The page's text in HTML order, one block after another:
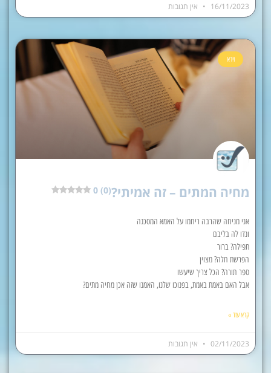
16/11/2023 אין תגובות
וירא
מחיה המתים – זה אמיתי?0 (0)
אני מניחה שהרבה ריחמו על האמא המסכנה
ונדו לה בליבם
תפילה? ברור
הפרשת חלה? מצוין
ספר תורה? הכל צריך שיעשו
אבל האם באמת באמת, בפנוכו שלנו, האמנו שזה אכן מחיה מתים?
קרא עוד »
02/11/2023 אין תגובות